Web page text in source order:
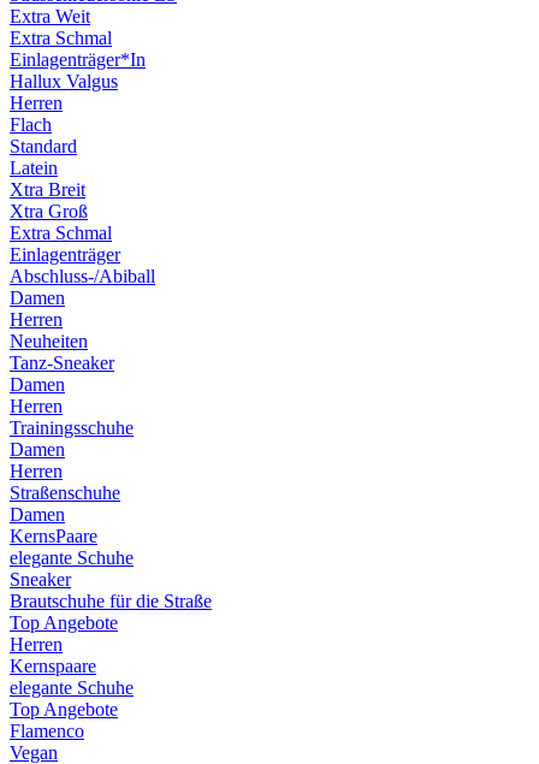
Extra Weit
Extra Schmal
Einlagenträger*In
Hallux Valgus
Herren
Flach
Standard
Latein
Xtra Breit
Xtra Groß
Extra Schmal
Einlagenträger
Abschluss-/Abiball
Damen
Herren
Neuheiten
Tanz-Sneaker
Damen
Herren
Trainingsschuhe
Damen
Herren
Straßenschuhe
Damen
KernsPaare
elegante Schuhe
Sneaker
Brautschuhe für die Straße
Top Angebote
Herren
Kernspaare
elegante Schuhe
Top Angebote
Flamenco
Vegan